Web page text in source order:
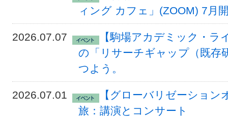
ィング カフェ」(ZOOM) 7月
2026.07.07
【駒場アカデミック・
の「リサーチギャップ（既存
つよう。
2026.07.01
【グローバリゼーショ
旅：講演とコンサート